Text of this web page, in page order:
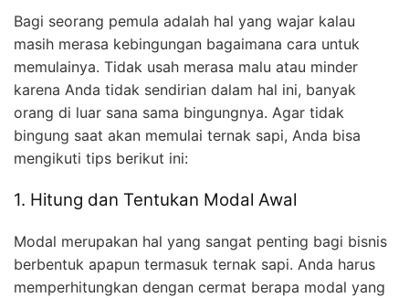
Bagi seorang pemula adalah hal yang wajar kalau
masih merasa kebingungan bagaimana cara untuk
memulainya. Tidak usah merasa malu atau minder
karena Anda tidak sendirian dalam hal ini, banyak
orang di luar sana sama bingungnya. Agar tidak
bingung saat akan memulai ternak sapi, Anda bisa
mengikuti tips berikut ini:
1. Hitung dan Tentukan Modal Awal
Modal merupakan hal yang sangat penting bagi bisnis
berbentuk apapun termasuk ternak sapi. Anda harus
memperhitungkan dengan cermat berapa modal yang